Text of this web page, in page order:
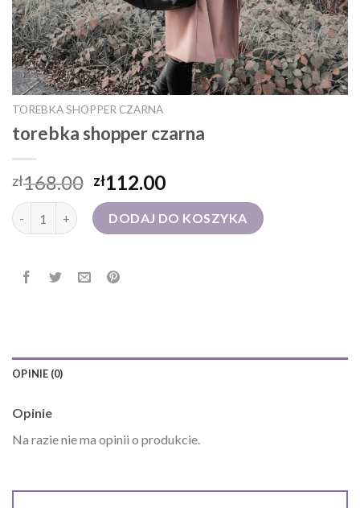
TOREBKA SHOPPER CZARNA
torebka shopper czarna
zł168.00 zł112.00
ilość torebka shopper czarnaDODAJ DO KOSZYKA
OPINIE (0)
Opinie
Na razie nie ma opinii o produkcie.